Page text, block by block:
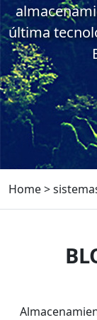
última
Home>